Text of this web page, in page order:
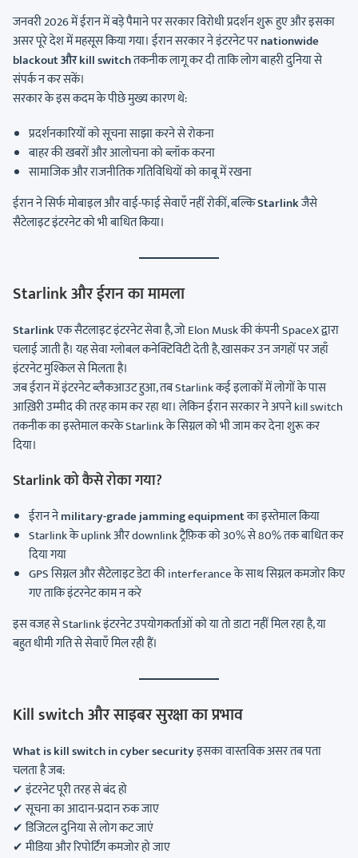
जनवरी 2026 में ईरान में बड़े पैमाने पर सरकार विरोधी प्रदर्शन शुरू हुए और इसका
असर पूरे देश में महसूस किया गया। ईरान सरकार ने इंटरनेट परnationwide
blackout और kill switchतकनीक लागू कर दी ताकि लोग बाहरी दुनिया से
संपर्क न कर सकें।
सरकार के इस कदम के पीछे मुख्य कारण थे:
प्रदर्शनकारियों को सूचना साझा करने से रोकना
बाहर की खबरों और आलोचना को ब्लॉक करना
सामाजिक और राजनीतिक गतिविधियों को काबू में रखना
ईरान ने सिर्फ मोबाइल और वाई-फाई सेवाएँ नहीं रोकीं, बल्किStarlinkजैसे
सैटेलाइट इंटरनेट को भी बाधित किया।
Starlink और ईरान का मामला
Starlinkएक सैटलाइट इंटरनेट सेवा है, जो Elon Musk की कंपनी SpaceX द्वारा
चलाई जाती है। यह सेवा ग्लोबल कनेक्टिविटी देती है, खासकर उन जगहों पर जहाँ
इंटरनेट मुश्किल से मिलता है।
जब ईरान में इंटरनेट ब्लैकआउट हुआ, तब Starlink कई इलाकों में लोगों के पास
आख़िरी उम्मीद की तरह काम कर रहा था। लेकिन ईरान सरकार ने अपने kill switch
तकनीक का इस्तेमाल करके Starlink के सिग्नल को भी जाम कर देना शुरू कर
दिया।
Starlink को कैसे रोका गया?
ईरान नेmilitary-grade jamming equipmentका इस्तेमाल किया
Starlink के uplink और downlink ट्रैफ़िक को 30% से 80% तक बाधित कर
दिया गया
GPS सिग्नल और सैटेलाइट डेटा की interferance के साथ सिग्नल कमजोर किए
गए ताकि इंटरनेट काम न करे
इस वजह से Starlink इंटरनेट उपयोगकर्ताओं को या तो डाटा नहीं मिल रहा है, या
बहुत धीमी गति से सेवाएँ मिल रही हैं।
Kill switch और साइबर सुरक्षा का प्रभाव
What is kill switch in cyber securityइसका वास्तविक असर तब पता
चलता है जब:
✔ इंटरनेट पूरी तरह से बंद हो
✔ सूचना का आदान-प्रदान रुक जाए
✔ डिजिटल दुनिया से लोग कट जाएं
✔ मीडिया और रिपोर्टिंग कमजोर हो जाए